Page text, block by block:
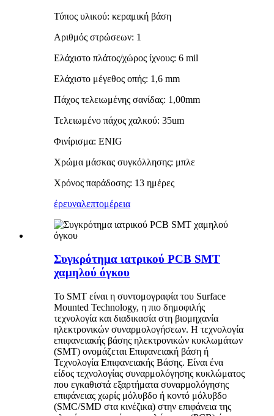
Τύπος υλικού: κεραμική βάση
Αριθμός στρώσεων: 1
Ελάχιστο πλάτος/χώρος ίχνους: 6 mil
Ελάχιστο μέγεθος οπής: 1,6 mm
Πάχος τελειωμένης σανίδας: 1,00mm
Τελειωμένο πάχος χαλκού: 35um
Φινίρισμα: ENIG
Χρώμα μάσκας συγκόλλησης: μπλε
Χρόνος παράδοσης: 13 ημέρες
έρευναλεπτομέρεια
Συγκρότημα ιατρικού PCB SMT
χαμηλού όγκου
Το SMT είναι η συντομογραφία του Surface
Mounted Technology, η πιο δημοφιλής
τεχνολογία και διαδικασία στη βιομηχανία
ηλεκτρονικών συναρμολογήσεων. Η τεχνολογία
επιφανειακής βάσης ηλεκτρονικών κυκλωμάτων
(SMT) ονομάζεται Επιφανειακή βάση ή
Τεχνολογία Επιφανειακής Βάσης. Είναι ένα
είδος τεχνολογίας συναρμολόγησης κυκλώματος
που εγκαθιστά εξαρτήματα συναρμολόγησης
επιφάνειας χωρίς μόλυβδο ή κοντό μόλυβδο
(SMC/SMD στα κινέζικα) στην επιφάνεια της